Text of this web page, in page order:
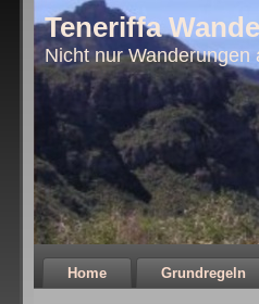
Teneriffa
Nicht nur
Home Grundregeln